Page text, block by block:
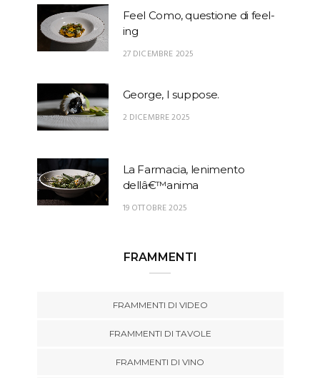
Feel Como, questione di feel-
ing
27 DICEMBRE 2025
George, I suppose.
2 DICEMBRE 2025
La Farmacia, lenimento
dellâ€™anima
19 OTTOBRE 2025
FRAMMENTI
FRAMMENTI DI VIDEO
FRAMMENTI DI TAVOLE
FRAMMENTI DI VINO